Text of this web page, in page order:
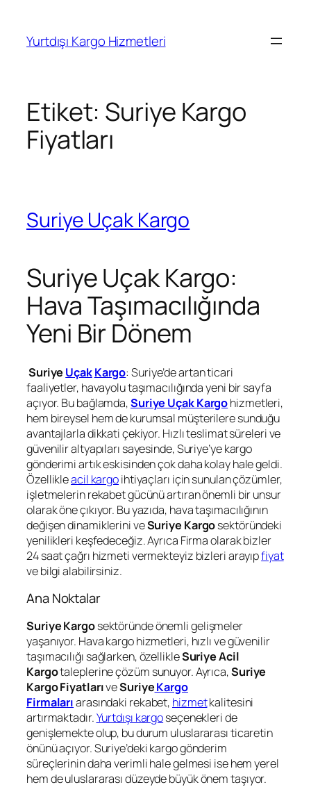
Yurtdışı Kargo Hizmetleri
Etiket: Suriye Kargo
Fiyatları
Suriye Uçak Kargo
Suriye Uçak Kargo:
Hava Taşımacılığında
Yeni Bir Dönem
Suriye UçakKargo: Suriye’de artan ticari
faaliyetler, havayolu taşımacılığında yeni bir sayfa
açıyor. Bu bağlamda,Suriye Uçak Kargohizmetleri,
hem bireysel hem de kurumsal müşterilere sunduğu
avantajlarla dikkati çekiyor. Hızlı teslimat süreleri ve
güvenilir altyapıları sayesinde, Suriye’ye kargo
gönderimi artık eskisinden çok daha kolay hale geldi.
Özellikleacil kargoihtiyaçları için sunulan çözümler,
işletmelerin rekabet gücünü artıran önemli bir unsur
olarak öne çıkıyor. Bu yazıda, hava taşımacılığının
değişen dinamiklerini veSuriye Kargosektöründeki
yenilikleri keşfedeceğiz. Ayrıca Firma olarak bizler
24 saat çağrı hizmeti vermekteyiz bizleri arayıpfiyat
ve bilgi alabilirsiniz.
Ana Noktalar
Suriye Kargosektöründe önemli gelişmeler
yaşanıyor. Hava kargo hizmetleri, hızlı ve güvenilir
taşımacılığı sağlarken, özellikleSuriye Acil
Kargotaleplerine çözüm sunuyor. Ayrıca,Suriye
Kargo FiyatlarıveSuriyeKargo
Firmalarıarasındaki rekabet, hizmetkalitesini
artırmaktadır.Yurtdışı kargoseçenekleri de
genişlemekte olup, bu durum uluslararası ticaretin
önünü açıyor. Suriye’deki kargo gönderim
süreçlerinin daha verimli hale gelmesi ise hem yerel
hem de uluslararası düzeyde büyük önem taşıyor.